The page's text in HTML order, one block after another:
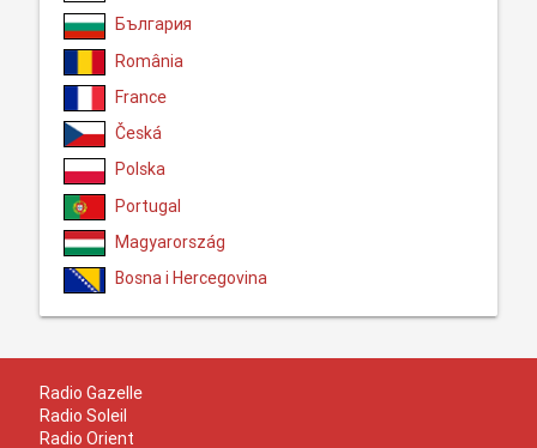
България
România
France
Česká
Polska
Portugal
Magyarország
Bosna i Hercegovina
Radio Gazelle
Radio Soleil
Radio Orient